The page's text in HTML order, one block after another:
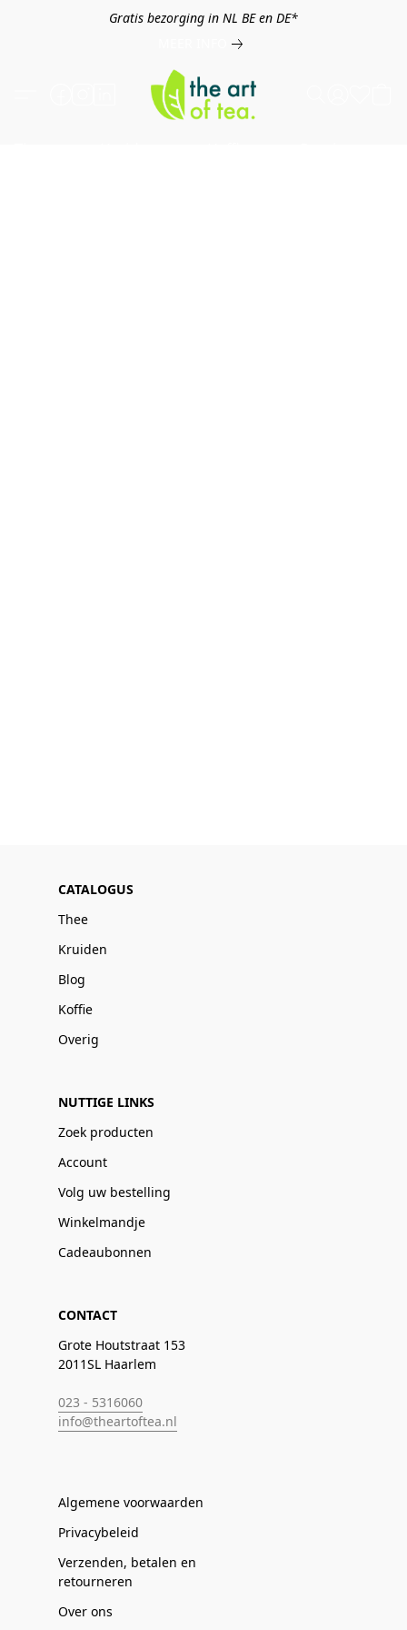
Gratis bezorging in NL BE en DE*
CATALOGUS
Thee
Kruiden
Blog
Koffie
Overig
NUTTIGE LINKS
Zoek producten
Account
Volg uw bestelling
Winkelmandje
Cadeaubonnen
CONTACT
Grote Houtstraat 153
2011SL Haarlem
023 - 5316060
info@theartoftea.nl
Algemene voorwaarden
Privacybeleid
Verzenden, betalen en
retourneren
Over ons